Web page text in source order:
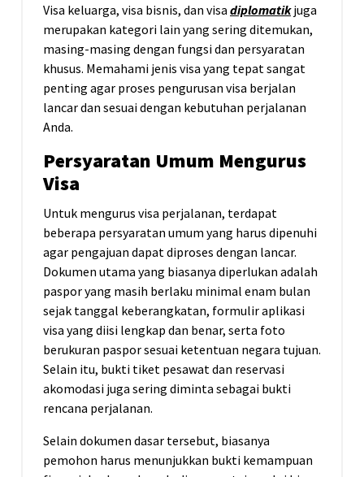
Visa keluarga, visa bisnis, dan visa diplomatik juga
merupakan kategori lain yang sering ditemukan,
masing-masing dengan fungsi dan persyaratan
khusus. Memahami jenis visa yang tepat sangat
penting agar proses pengurusan visa berjalan
lancar dan sesuai dengan kebutuhan perjalanan
Anda.
Persyaratan Umum Mengurus
Visa
Untuk mengurus visa perjalanan, terdapat
beberapa persyaratan umum yang harus dipenuhi
agar pengajuan dapat diproses dengan lancar.
Dokumen utama yang biasanya diperlukan adalah
paspor yang masih berlaku minimal enam bulan
sejak tanggal keberangkatan, formulir aplikasi
visa yang diisi lengkap dan benar, serta foto
berukuran paspor sesuai ketentuan negara tujuan.
Selain itu, bukti tiket pesawat dan reservasi
akomodasi juga sering diminta sebagai bukti
rencana perjalanan.
Selain dokumen dasar tersebut, biasanya
pemohon harus menunjukkan bukti kemampuan